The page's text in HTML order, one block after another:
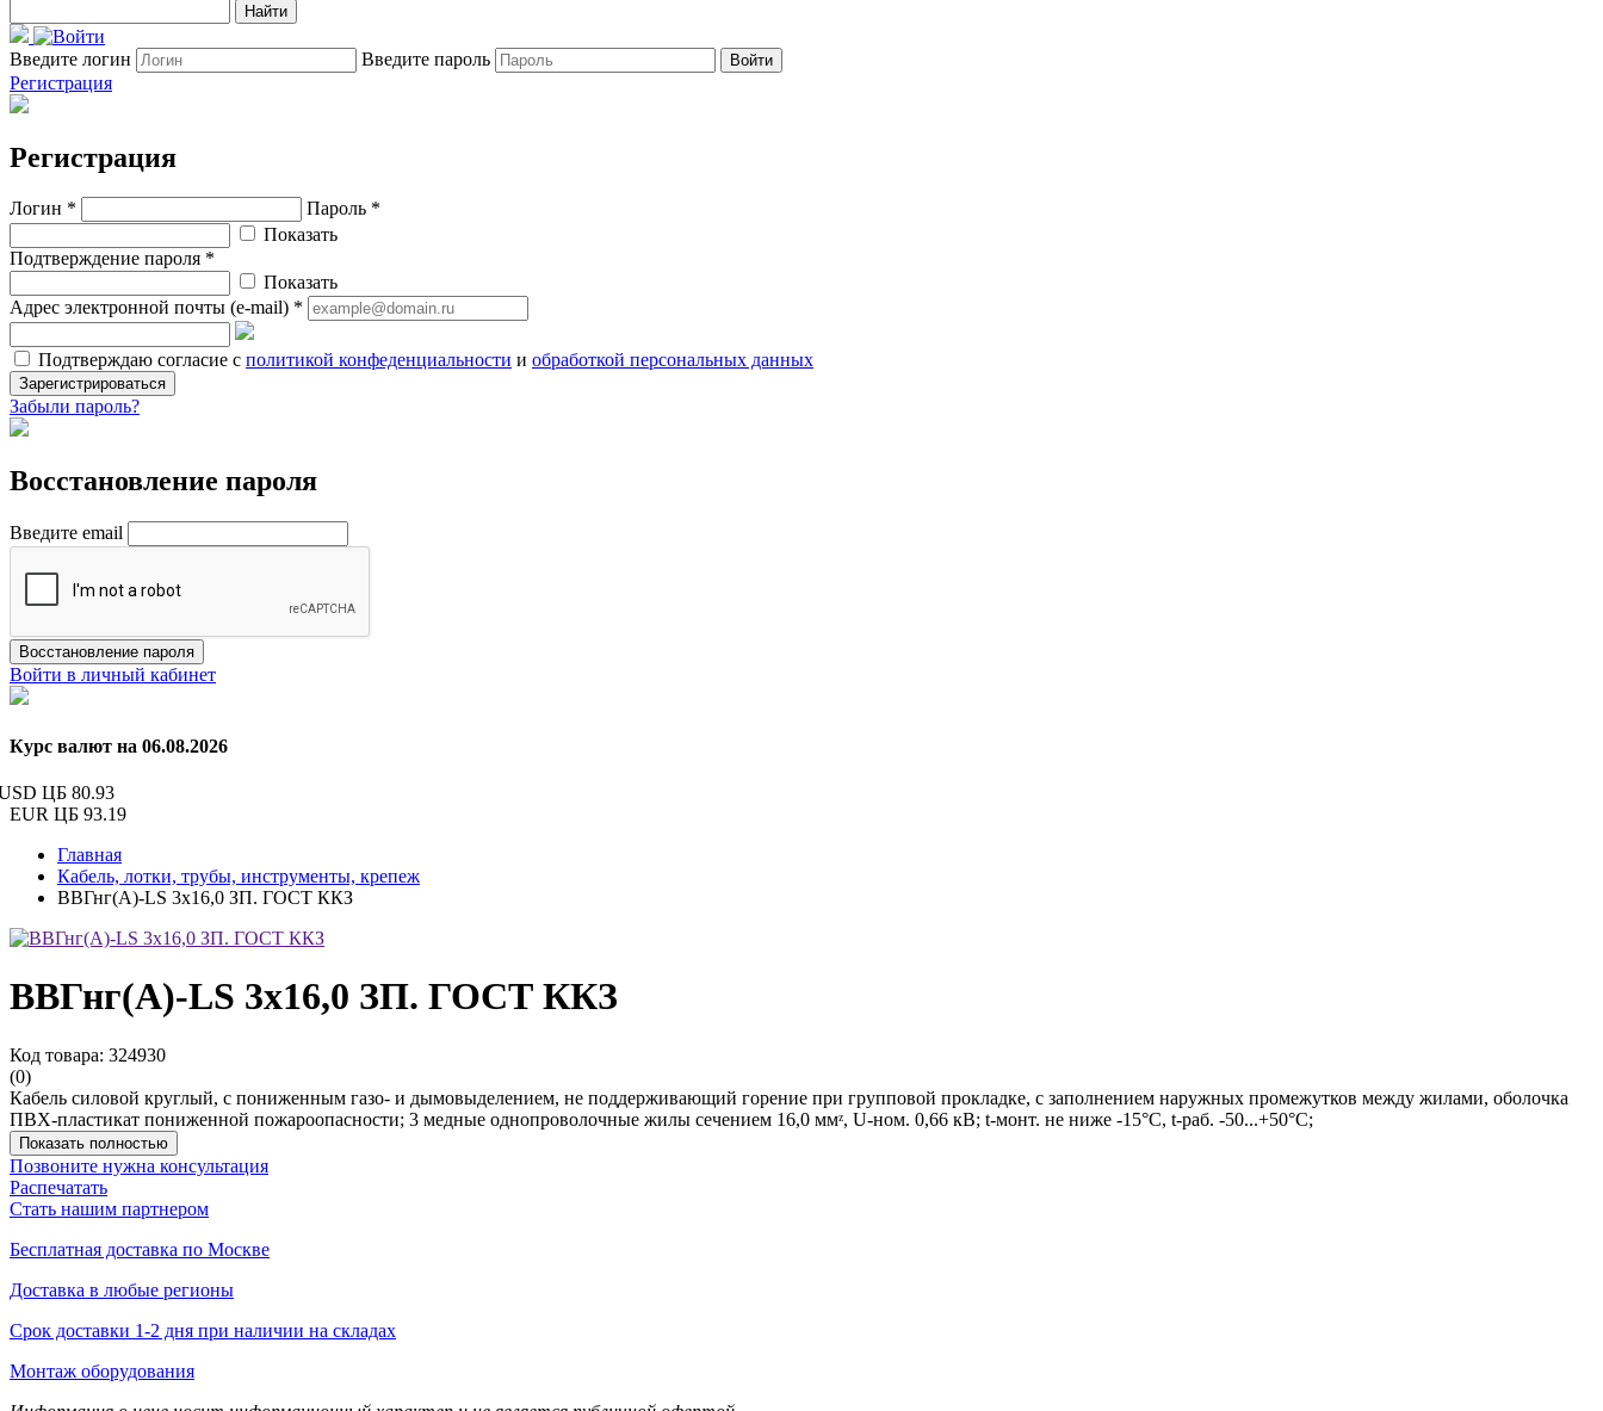
Найти
Введите логин Введите пароль Войти
Регистрация
Регистрация
Логин *
Пароль *
Показать
Подтверждение пароля *
Показать
Адрес электронной почты (e-mail) *
Подтверждаю согласие с политикой конфеденциальности и обработкой персональных данных
Зарегистрироваться
Забыли пароль?
Восстановление пароля
Введите email
Восстановление пароля
Войти в личный кабинет
Курс валют на 06.08.2026
ЦБ 80.93
EUR ЦБ 93.19
Главная
Кабель, лотки, трубы, инструменты, крепеж
ВВГнг(А)-LS 3х16,0 ЗП. ГОСТ ККЗ
ВВГнг(А)-LS 3х16,0 ЗП. ГОСТ ККЗ
Код товара: 324930
(0)
Кабель силовой круглый, с пониженным газо- и дымовыделением, не поддерживающий горение при групповой прокладке, с заполнением наружных промежутков между жилами, оболочка
ПВХ-пластикат пониженной пожароопасности; 3 медные однопроволочные жилы сечением 16,0 ммᶻ, U-ном. 0,66 кВ; t-монт. не ниже -15°С, t-раб. -50...+50°С;
Показать полностью
Позвоните нужна консультация
Распечатать
Стать нашим партнером
Бесплатная доставка по Москве
Доставка в любые регионы
Срок доставки 1-2 дня при наличии на складах
Монтаж оборудования